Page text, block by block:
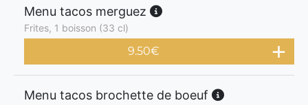
Menu tacos merguez
Frites, 1 boisson (33 cl)
9.50€
Menu tacos brochette de boeuf